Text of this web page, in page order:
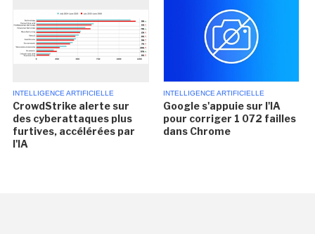
INTELLIGENCE ARTIFICIELLE
CrowdStrike alerte sur
des cyberattaques plus
furtives, accélérées par
l'IA
INTELLIGENCE ARTIFICIELLE
Google s'appuie sur l'IA
pour corriger 1 072 failles
dans Chrome